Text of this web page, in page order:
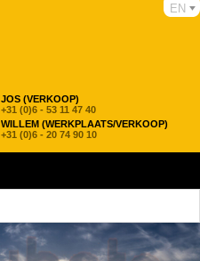
JOS (VERKOOP)
+31 (0)6 - 53 11 47 40
WILLEM (WERKPLAATS/VERKOOP)
+31 (0)6 - 20 74 90 10
EN